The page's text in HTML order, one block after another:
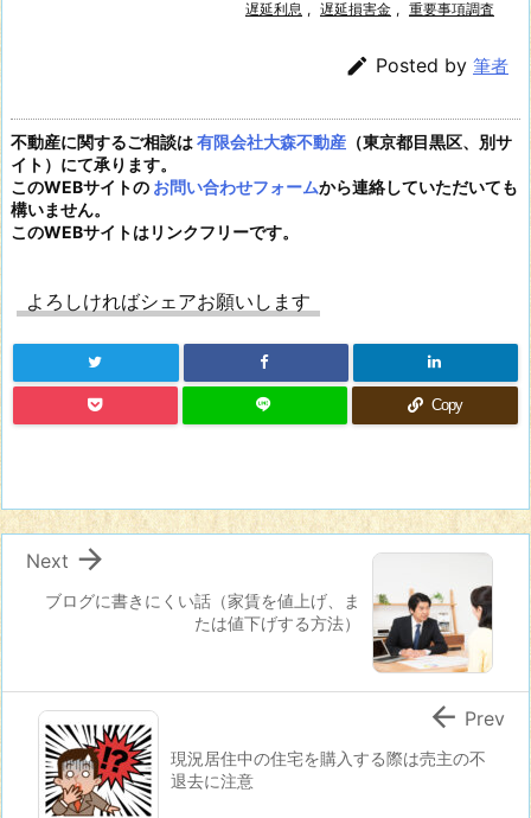
遅延利息 , 遅延損害金 , 重要事項調査
 Posted by 筆者
不動産に関するご相談は有限会社大森不動産 （東京都目黒区、別サ
イト）にて承ります。
このWEBサイトの お問い合わせフォームから連絡していただいても
構いません。
このWEBサイトはリンクフリーです。
よろしければシェアお願いします
Copy
ブログに書きにくい話（家賃を値上げ、ま
たは値下げする方法）

Next
現況居住中の住宅を購入する際は売主の不
退去に注意
 Prev